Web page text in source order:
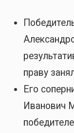
праву
Его
Иванович